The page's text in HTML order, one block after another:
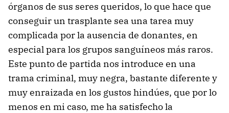
órganos de sus seres queridos, lo que hace que
conseguir un trasplante sea una tarea muy
complicada por la ausencia de donantes, en
especial para los grupos sanguíneos más raros.
Este punto de partida nos introduce en una
trama criminal, muy negra, bastante diferente y
muy enraizada en los gustos hindúes, que por lo
menos en mi caso, me ha satisfecho la